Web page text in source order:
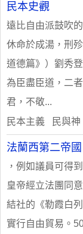
民本史觀
遠比自由派鼓吹
休命於成湯，刑
道德篇》）劉秀
為臣盡臣道，二
君，不敬...
民本主義 民與
法蘭西第二帝國
，例如議員可得
皇帝經立法團同
結社的《勒霞白
實行自由貿易。